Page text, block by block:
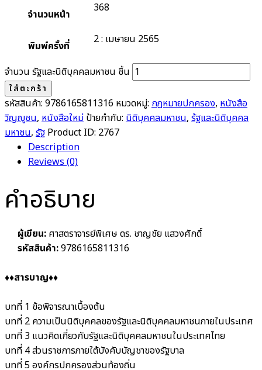
จำนวนหน้า 368
พิมพ์ครั้งที่ 2 : เมษายน 2565
จำนวน รัฐและนิติบุคคลมหาชน ชิ้น
ใส่ตะกร้า
รหัสสินค้า: 9786165811316 หมวดหมู่: กฎหมายปกครอง, หนังสือ
วิญญูชน, หนังสือใหม่ ป้ายกำกับ: นิติบุคคลมหาชน, ร้ฐและนิติบุคคล
มหาชน, รัฐ Product ID: 2767
Description
Reviews (0)
คำอธิบาย
ผู้เขียน: ศาสตราจารย์พิเศษ ดร. ชาญชัย แสวงศักดิ์
รหัสสินค้า:9786165811316
♦️♦️สารบาญ♦️♦️
บทที่ 1 ข้อพิจารณาเบื้องต้น
บทที่ 2 ความเป็นนิติบุคคลของรัฐและนิติบุคคลมหาชนภายในประเทศ
บทที่ 3 แนวคิดเกี่ยวกับรัฐและนิติบุคคลมหาชนในประเทศไทย
บทที่ 4 ส่วนราชการภายใต้บังคับบัญชาของรัฐบาล
บทที่ 5 องค์กรปกครองส่วนท้องถิ่น